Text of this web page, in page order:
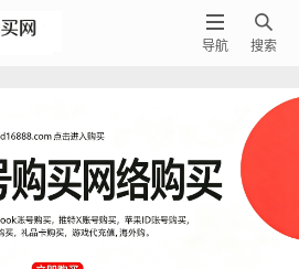

搜索

导航